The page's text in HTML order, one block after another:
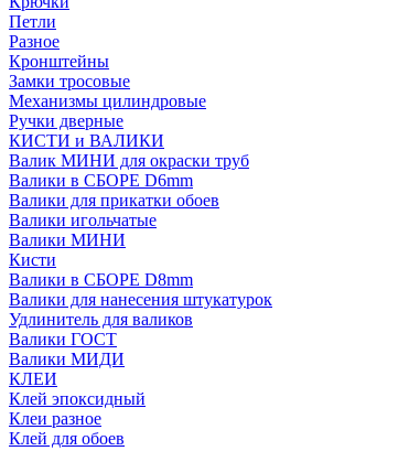
Петли
Разное
Кронштейны
Замки тросовые
Механизмы цилиндровые
Ручки дверные
КИСТИ и ВАЛИКИ
Валик МИНИ для окраски труб
Валики в СБОРЕ D6mm
Валики для прикатки обоев
Валики игольчатые
Валики МИНИ
Кисти
Валики в СБОРЕ D8mm
Валики для нанесения штукатурок
Удлинитель для валиков
Валики ГОСТ
Валики МИДИ
КЛЕИ
Клей эпоксидный
Клеи разное
Клей для обоев